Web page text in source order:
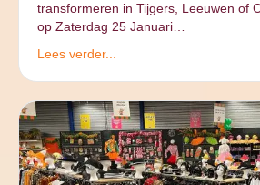
transformeren in Tijgers, Leeuwen of
op Zaterdag 25 Januari…
Lees verder...